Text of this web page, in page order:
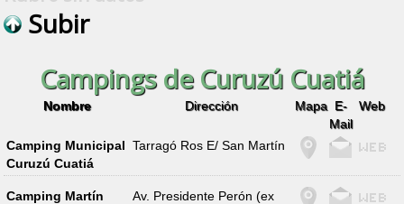
Subir
Campings de Curuzú Cuatiá
Nombre Dirección Mapa E-
Mail
Web
Camping Municipal
Curuzú Cuatiá
Tarragó Ros E/ San Martín
Camping Martín
Av. Presidente Perón (ex